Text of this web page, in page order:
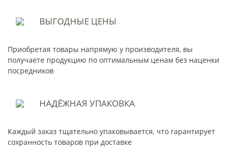
ВЫГОДНЫЕ ЦЕНЫ
Приобретая товары напрямую у производителя, вы
получаете продукцию по оптимальным ценам без наценки
посредников
НАДЁЖНАЯ УПАКОВКА
Каждый заказ тщательно упаковывается, что гарантирует
сохранность товаров при доставке